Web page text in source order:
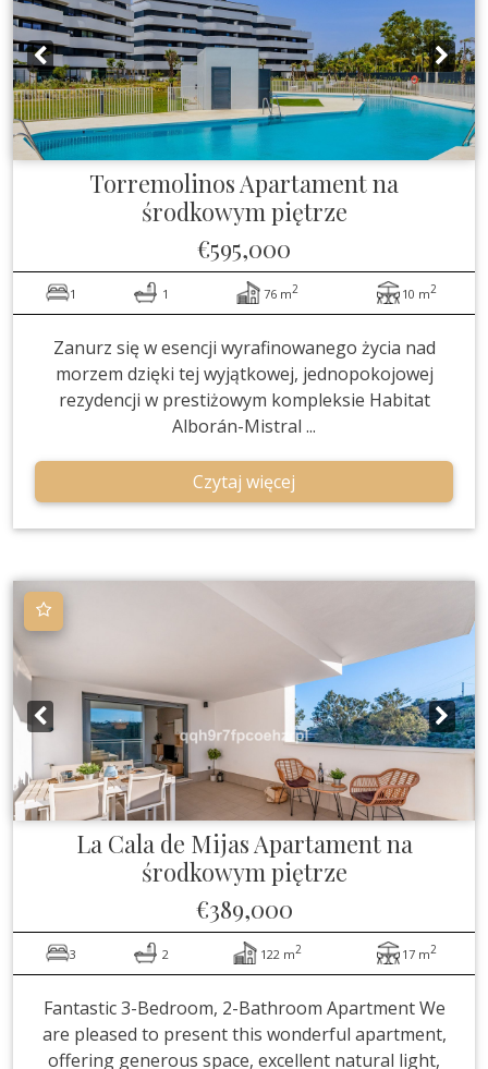
Torremolinos Apartament na
środkowym piętrze
€595,000
1 1 76 m2 10 m2
Zanurz się w esencji wyrafinowanego życia nad
morzem dzięki tej wyjątkowej, jednopokojowej
rezydencji w prestiżowym kompleksie Habitat
Alborán-Mistral ...
Czytaj więcej
La Cala de Mijas Apartament na
środkowym piętrze
€389,000
3 2 122 m2 17 m2
Fantastic 3-Bedroom, 2-Bathroom Apartment We
are pleased to present this wonderful apartment,
offering generous space, excellent natural light,